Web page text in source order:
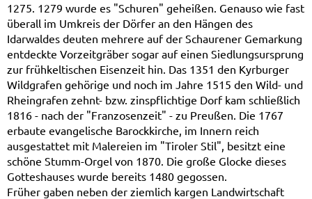
1275. 1279 wurde es "Schuren" geheißen. Genauso wie fast
überall im Umkreis der Dörfer an den Hängen des
Idarwaldes deuten mehrere auf der Schaurener Gemarkung
entdeckte Vorzeitgräber sogar auf einen Siedlungsursprung
zur frühkeltischen Eisenzeit hin. Das 1351 den Kyrburger
Wildgrafen gehörige und noch im Jahre 1515 den Wild- und
Rheingrafen zehnt- bzw. zinspflichtige Dorf kam schließlich
1816 - nach der "Franzosenzeit" - zu Preußen. Die 1767
erbaute evangelische Barockkirche, im Innern reich
ausgestattet mit Malereien im "Tiroler Stil", besitzt eine
schöne Stumm-Orgel von 1870. Die große Glocke dieses
Gotteshauses wurde bereits 1480 gegossen.
Früher gaben neben der ziemlich kargen Landwirtschaft